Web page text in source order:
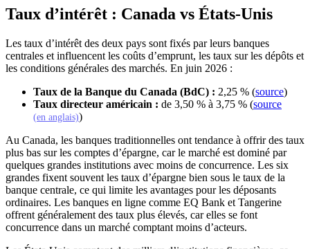
Taux d’intérêt : Canada vs États-Unis
Les taux d’intérêt des deux pays sont fixés par leurs banques
centrales et influencent les coûts d’emprunt, les taux sur les dépôts et
les conditions générales des marchés. En juin 2026 :
Taux de la Banque du Canada (BdC) : 2,25 % (source)
Taux directeur américain : de 3,50 % à 3,75 % (source
(en anglais)(s'ouvre dans un nouvel onglet)
)
Au Canada, les banques traditionnelles ont tendance à offrir des taux
plus bas sur les comptes d’épargne, car le marché est dominé par
quelques grandes institutions avec moins de concurrence. Les six
grandes fixent souvent les taux d’épargne bien sous le taux de la
banque centrale, ce qui limite les avantages pour les déposants
ordinaires. Les banques en ligne comme EQ Bank et Tangerine
offrent généralement des taux plus élevés, car elles se font
concurrence dans un marché comptant moins d’acteurs.